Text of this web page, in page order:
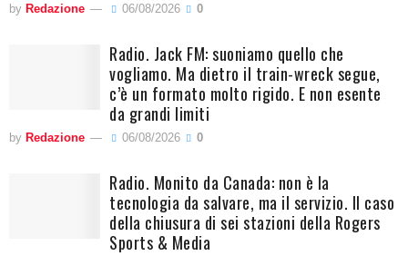
by Redazione 06/08/2026 0
Radio. Jack FM: suoniamo quello che
vogliamo. Ma dietro il train-wreck segue,
c’è un formato molto rigido. E non esente
da grandi limiti
by Redazione 06/08/2026 0
Radio. Monito da Canada: non è la
tecnologia da salvare, ma il servizio. Il caso
della chiusura di sei stazioni della Rogers
Sports & Media